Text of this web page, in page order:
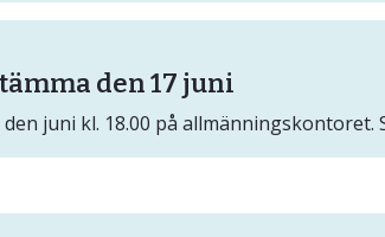
den 17 juni
juni kl. 18.00 på allmänningskontoret.